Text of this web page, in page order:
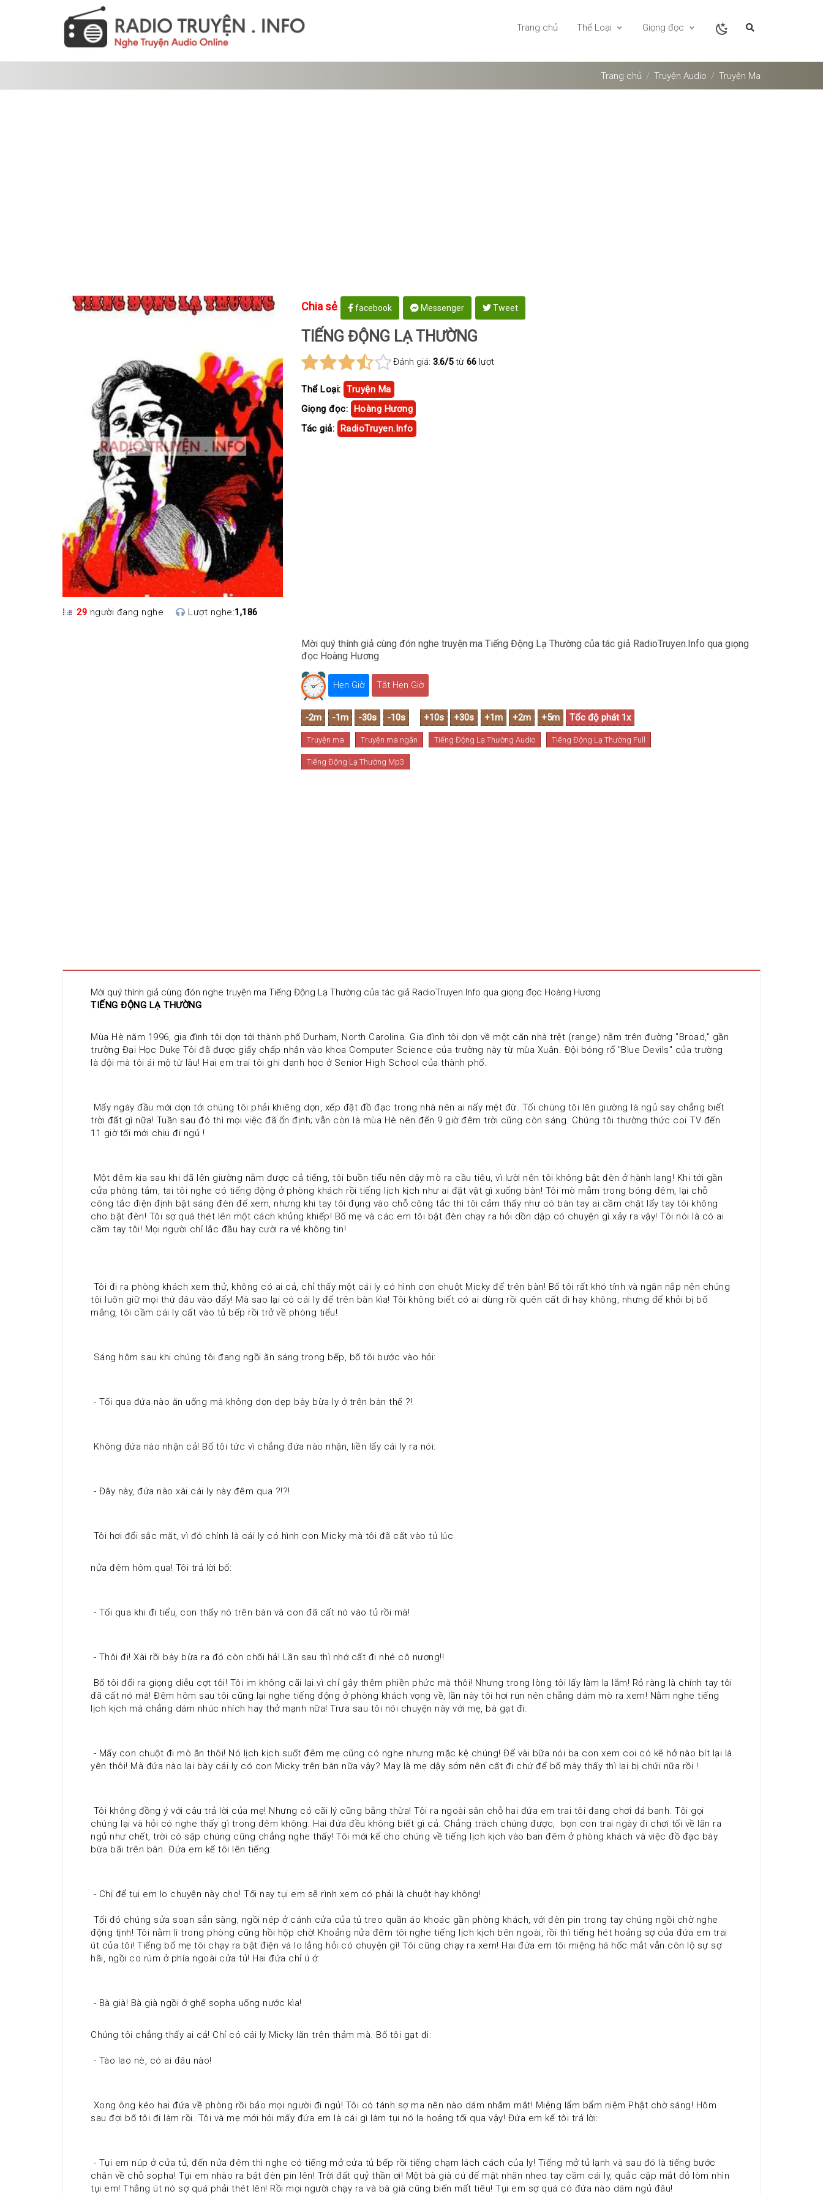
Trang chủ Thể Loại Giọng đọc
Trang chủ Truyện Audio Truyện Ma
29 người đang nghe Lượt nghe:1,186
Chia sẻ facebook Messenger Tweet
TIẾNG ĐỘNG LẠ THƯỜNG
Đánh giá: 3.6/5từ 66 lượt
Thể Loại: Truyện Ma
Giọng đọc: Hoàng Hương
Tác giả: RadioTruyen.Info
Mời quý thính giả cùng đón nghe truyện ma Tiếng Động Lạ Thường của tác giả RadioTruyen.Info qua giọng
đọc Hoàng Hương
Hẹn Giờ Tắt Hẹn Giờ
Truyện ma Truyện ma ngắn Tiếng Động Lạ Thường Audio Tiếng Động Lạ Thường Full
Tiếng Động Lạ Thường Mp3
Mời quý thính giả cùng đón nghe truyện ma Tiếng Động Lạ Thường của tác giả RadioTruyen.Info qua giọng đọc Hoàng Hương
TIẾNG ĐỘNG LẠ THƯỜNG
Mùa Hè năm 1996, gia đình tôi dọn tới thành phố Durham, North Carolina. Gia đình tôi dọn về một căn nhà trệt (range) nằm trên đường "Broad," gần
trường Đại Học Dukẹ Tôi đã được giấy chấp nhận vào khoa Computer Science của trường này từ mùa Xuân. Đội bóng rổ "Blue Devils" của trường
là đội mà tôi ái mộ từ lâu! Hai em trai tôi ghi danh học ở Senior High School của thành phố.
trời đất gì nữa! Tuần sau đó thì mọi việc đã ổn định; vẫn còn là mùa Hè nên đến 9 giờ đêm trời cũng còn sáng. Chúng tôi thường thức coi TV đến
11 giờ tối mới chịu đi ngủ !
cửa phòng tắm, tai tôi nghe có tiếng động ở phòng khách rồi tiếng lịch kịch như ai đặt vật gì xuống bàn! Tôi mò mẫm trong bóng đêm, lại chỗ
công tắc điện định bật sáng đèn để xem, nhưng khi tay tôi đụng vào chỗ công tắc thì tôi cảm thấy như có bàn tay ai cầm chặt lấy tay tôi không
cho bật đèn! Tôi sợ quá thét lên một cách khủng khiếp! Bố mẹ và các em tôi bật đèn chạy ra hỏi dồn dập có chuyện gì xảy ra vậy! Tôi nói là có ai
cầm tay tôi! Mọi người chỉ lắc đầu hay cười ra vẻ không tin!
tôi luôn giữ mọi thứ đâu vào đấy! Mà sao lại có cái ly để trên bàn kìa! Tôi không biết có ai dùng rồi quên cất đi hay không, nhưng để khỏi bị bố
mắng, tôi cầm cái ly cất vào tủ bếp rồi trở về phòng tiểu!
Sáng hôm sau khi chúng tôi đang ngồi ăn sáng trong bếp, bố tôi bước vào hỏi:
- Tối qua đứa nào ăn uống mà không dọn dẹp bày bừa ly ở trên bàn thế ?!
Không đứa nào nhận cả! Bố tôi tức vì chẳng đứa nào nhận, liền lấy cái ly ra nói:
- Đây này, đứa nào xài cái ly này đêm qua ?!?!
Tôi hơi đổi sắc mặt, vì đó chính là cái ly có hình con Micky mà tôi đã cất vào tủ lúc
nửa đêm hôm qua! Tôi trả lời bố:
- Tối qua khi đi tiểu, con thấy nó trên bàn và con đã cất nó vào tủ rồi mà!
- Thôi đi! Xài rồi bày bừa ra đó còn chối hả! Lần sau thì nhớ cất đi nhé cô nương!!
đã cất nó mà! Đêm hôm sau tôi cũng lại nghe tiếng động ở phòng khách vọng về, lần này tôi hơi run nên chẳng dám mò ra xem! Nằm nghe tiếng
lịch kịch mà chẳng dám nhúc nhích hay thở mạnh nữa! Trưa sau tôi nói chuyện này với mẹ, bà gạt đi:
yên thôi! Mà đứa nào lại bày cái ly có con Micky trên bàn nữa vậy? May là mẹ dậy sớm nên cất đi chứ để bố mày thấy thì lại bị chửi nữa rồi !
chúng lại và hỏi có nghe thấy gì trong đêm không. Hai đứa đều không biết gì cả. Chẳng trách chúng được,  bọn con trai ngày đi chơi tối về lăn ra
ngủ như chết, trời có sập chúng cũng chẳng nghe thấy! Tôi mới kể cho chúng về tiếng lịch kịch vào ban đêm ở phòng khách và việc đồ đạc bày
bừa bãi trên bàn. Đứa em kế tôi lên tiếng:
- Chị để tụi em lo chuyện này cho! Tối nay tụi em sẽ rình xem có phải là chuột hay không!
động tịnh! Tôi nằm lì trong phòng cũng hồi hộp chờ! Khoảng nửa đêm tôi nghe tiếng lịch kịch bên ngoài, rồi thì tiếng hét hoảng sợ của đứa em trai
út của tôi! Tiếng bố mẹ tôi chạy ra bật điện và lo lắng hỏi có chuyện gì! Tôi cũng chạy ra xem! Hai đứa em tôi miệng há hốc mắt vẫn còn lộ sự sợ
hãi, ngồi co rúm ở phía ngoài cửa tủ! Hai đứa chỉ ú ớ:
- Bà già! Bà già ngồi ở ghế sopha uống nước kìa!
Chúng tôi chẳng thấy ai cả! Chỉ có cái ly Micky lăn trên thảm mà. Bố tôi gạt đi:
- Tào lao nè, có ai đâu nào!
sau đợi bố tôi đi làm rồi. Tôi và mẹ mới hỏi mấy đứa em là cái gì làm tụi nó la hoảng tối qua vậy! Đứa em kế tôi trả lời:
chân về chỗ sopha! Tụi em nhào ra bật đèn pin lên! Trời đất quỷ thần ơi! Một bà già cú đế mặt nhăn nheo tay cầm cái ly, quắc cặp mắt đỏ lòm nhìn
tụi em! Thằng út nó sợ quá phải thét lên! Rồi mọi người chạy ra và bà già cũng biến mất tiêu! Tụi em sợ quá có đứa nào dám ngủ đâu!